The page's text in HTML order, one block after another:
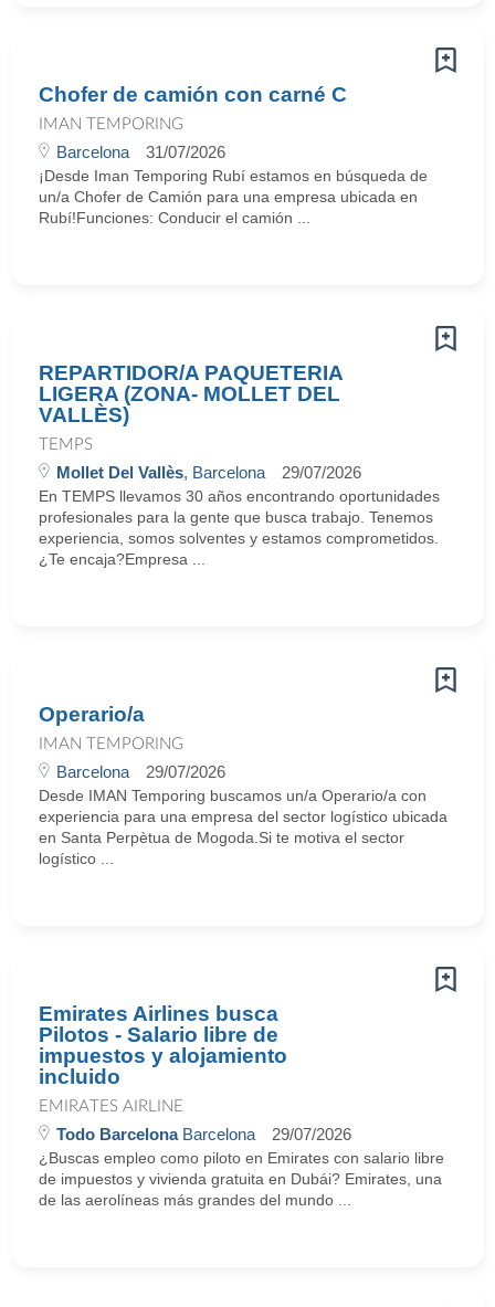
Chofer de camión con carné C
IMAN TEMPORING
Barcelona 31/07/2026
¡Desde Iman Temporing Rubí estamos en búsqueda de
un/a Chofer de Camión para una empresa ubicada en
Rubí!Funciones: Conducir el camión ...
REPARTIDOR/A PAQUETERIA
LIGERA (ZONA- MOLLET DEL
VALLÈS)
TEMPS
Mollet Del Vallès, Barcelona 29/07/2026
En TEMPS llevamos 30 años encontrando oportunidades
profesionales para la gente que busca trabajo. Tenemos
experiencia, somos solventes y estamos comprometidos.
¿Te encaja?Empresa ...
Operario/a
IMAN TEMPORING
Barcelona 29/07/2026
Desde IMAN Temporing buscamos un/a Operario/a con
experiencia para una empresa del sector logístico ubicada
en Santa Perpètua de Mogoda.Si te motiva el sector
logístico ...
Emirates Airlines busca
Pilotos - Salario libre de
impuestos y alojamiento
incluido
EMIRATES AIRLINE
Todo BarcelonaBarcelona 29/07/2026
¿Buscas empleo como piloto en Emirates con salario libre
de impuestos y vivienda gratuita en Dubái? Emirates, una
de las aerolíneas más grandes del mundo ...